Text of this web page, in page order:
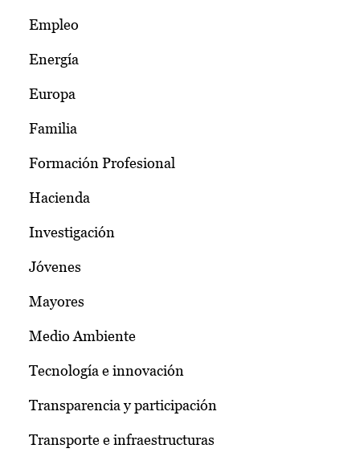
Empleo
Energía
Europa
Familia
Formación Profesional
Hacienda
Investigación
Jóvenes
Mayores
Medio Ambiente
Tecnología e innovación
Transparencia y participación
Transporte e infraestructuras